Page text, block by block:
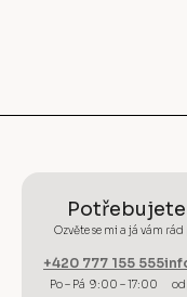
Ozvěte se mi a já vám
+420 777 155 555
Po – Pá 9:00 – 17:00